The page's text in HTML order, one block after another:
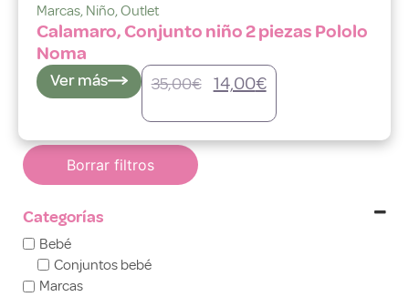
Borrar filtros
Categorías
Bebé
Conjuntos bebé
Marcas
Marcas, Niño,Outlet
Calamaro, Conjunto niño 2 piezas Pololo
Noma
Ver más 35,00€ 14,00€